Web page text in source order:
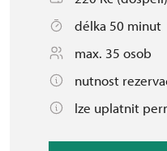
délka 50 minut
max. 35 osob
nutnost
lze uplatnit